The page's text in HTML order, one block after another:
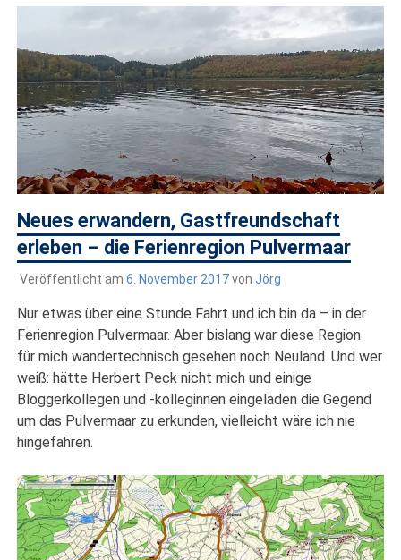
Neues erwandern, Gastfreundschaft
erleben – die Ferienregion Pulvermaar
Veröffentlicht am 6. November 2017von Jörg
Nur etwas über eine Stunde Fahrt und ich bin da – in der
Ferienregion Pulvermaar. Aber bislang war diese Region
für mich wandertechnisch gesehen noch Neuland. Und wer
weiß: hätte Herbert Peck nicht mich und einige
Bloggerkollegen und -kolleginnen eingeladen die Gegend
um das Pulvermaar zu erkunden, vielleicht wäre ich nie
hingefahren.